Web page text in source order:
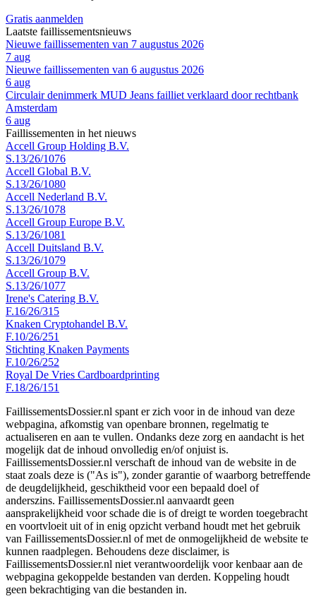
Gratis aanmelden
Laatste faillissementsnieuws
Nieuwe faillissementen van 7 augustus 2026
7 aug
Nieuwe faillissementen van 6 augustus 2026
6 aug
Circulair denimmerk MUD Jeans failliet verklaard door rechtbank
Amsterdam
6 aug
Faillissementen in het nieuws
Accell Group Holding B.V.
S.13/26/1076
Accell Global B.V.
S.13/26/1080
Accell Nederland B.V.
S.13/26/1078
Accell Group Europe B.V.
S.13/26/1081
Accell Duitsland B.V.
S.13/26/1079
Accell Group B.V.
S.13/26/1077
Irene's Catering B.V.
F.16/26/315
Knaken Cryptohandel B.V.
F.10/26/251
Stichting Knaken Payments
F.10/26/252
Royal De Vries Cardboardprinting
F.18/26/151
FaillissementsDossier.nl spant er zich voor in de inhoud van deze
webpagina, afkomstig van openbare bronnen, regelmatig te
actualiseren en aan te vullen. Ondanks deze zorg en aandacht is het
mogelijk dat de inhoud onvolledig en/of onjuist is.
FaillissementsDossier.nl verschaft de inhoud van de website in de
staat zoals deze is ("As is"), zonder garantie of waarborg betreffende
de deugdelijkheid, geschiktheid voor een bepaald doel of
anderszins. FaillissementsDossier.nl aanvaardt geen
aansprakelijkheid voor schade die is of dreigt te worden toegebracht
en voortvloeit uit of in enig opzicht verband houdt met het gebruik
van FaillissementsDossier.nl of met de onmogelijkheid de website te
kunnen raadplegen. Behoudens deze disclaimer, is
FaillissementsDossier.nl niet verantwoordelijk voor kenbaar aan de
webpagina gekoppelde bestanden van derden. Koppeling houdt
geen bekrachtiging van die bestanden in.